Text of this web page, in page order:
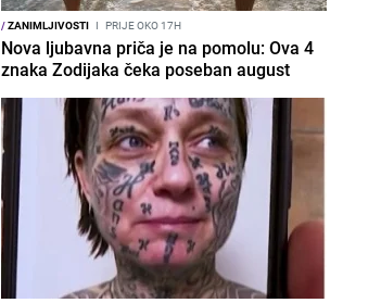
/ZANIMLJIVOSTI I PRIJE OKO 17H
Nova ljubavna priča je na pomolu: Ova 4
znaka Zodijaka čeka poseban august